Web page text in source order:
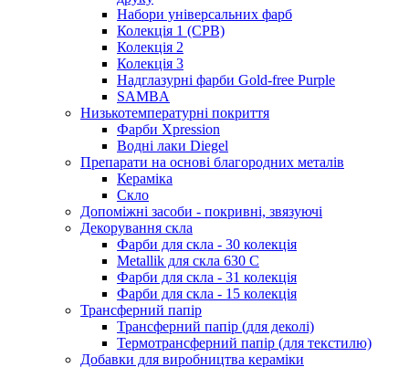
Набори універсальних фарб
Колекція 1 (CPB)
Колекція 2
Колекція 3
Надглазурні фарби Gold-free Purple
SAMBA
Низькотемпературні покриття
Фарби Xpression
Водні лаки Diegel
Препарати на основі благородних металів
Кераміка
Скло
Допоміжні засоби - покривні, звязуючі
Декорування скла
Фарби для скла - 30 колекція
Metallik для скла 630 С
Фарби для скла - 31 колекція
Фарби для скла - 15 колекція
Трансферний папір
Трансферний папір (для деколі)
Термотрансферний папір (для текстилю)
Добавки для виробництва кераміки